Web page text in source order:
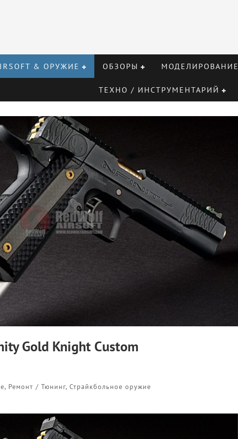
& ОРУЖИЕ ОБЗОРЫ МОДЕЛИРОВАНИЕ
ТЕХНО / ИНСТРУМЕНТАРИЙ
Gold Knight Custom
, Ремонт / Тюнинг, Страйкбольное оружие